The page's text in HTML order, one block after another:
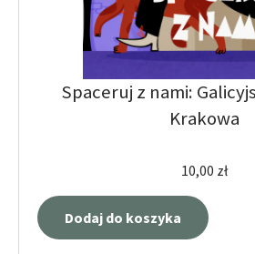
Spaceruj z nami:
Krakowa
10,00 zł
Dodaj do koszyka